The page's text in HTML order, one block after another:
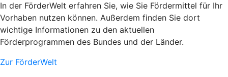
In der FörderWelt erfahren Sie, wie Sie Fördermittel für Ihr
Vorhaben nutzen können. Außerdem finden Sie dort
wichtige Informationen zu den aktuellen
Förderprogrammen des Bundes und der Länder.
Zur FörderWelt